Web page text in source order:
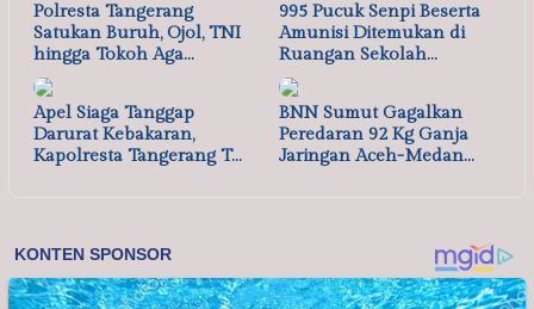
Polresta Tangerang
Satukan Buruh, Ojol, TNI
hingga Tokoh Aga…
995 Pucuk Senpi Beserta
Amunisi Ditemukan di
Ruangan Sekolah…
Apel Siaga Tanggap
Darurat Kebakaran,
Kapolresta Tangerang T…
BNN Sumut Gagalkan
Peredaran 92 Kg Ganja
Jaringan Aceh-Medan…